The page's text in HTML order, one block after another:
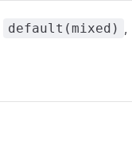
default(mixed) ,